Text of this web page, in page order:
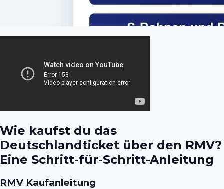
Wie kaufst du das
Deutschlandticket über den RMV?
Eine Schritt-für-Schritt-Anleitung
RMV Kaufanleitung